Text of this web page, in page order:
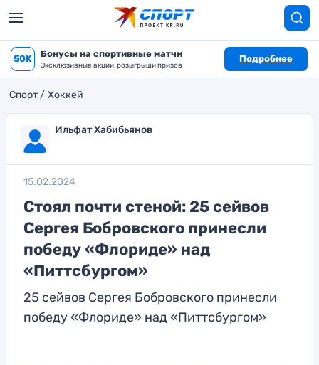
50K Бонусы на спортивные матчи
Эксклюзивные акции, розыгрыши призов
Подробнее
Спорт Хоккей
Ильфат Хабибьянов
15.02.2024
Стоял почти стеной: 25 сейвов
Сергея Бобровского принесли
победу «Флориде» над
«Питтсбургом»
25 сейвов Сергея Бобровского принесли
победу «Флориде» над «Питтсбургом»